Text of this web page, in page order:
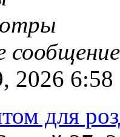
2026 6:58
для